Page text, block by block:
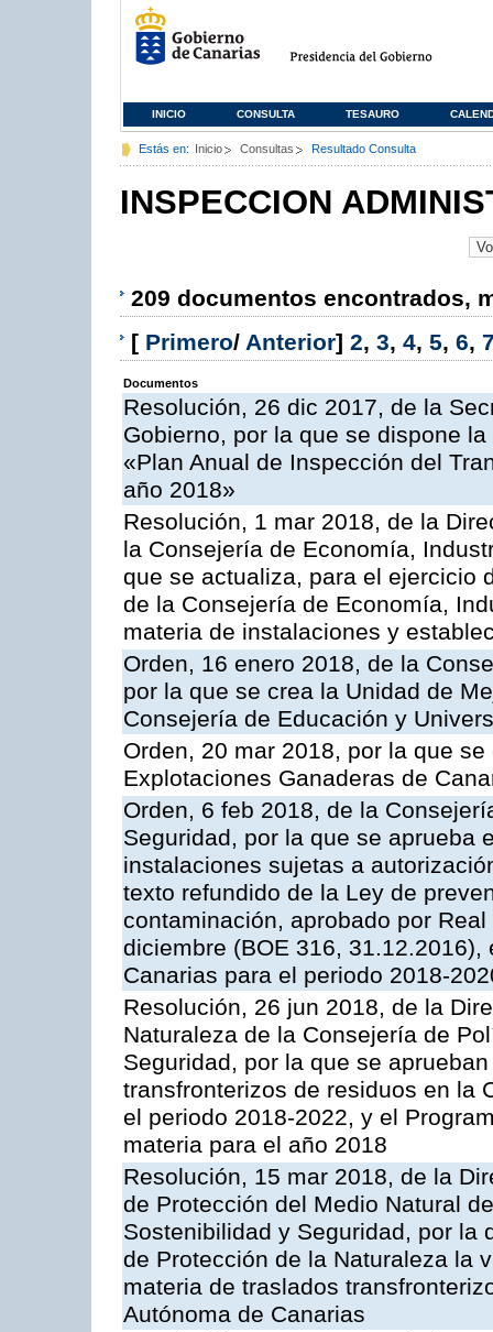
INICIO CONSULTA TESAURO
Estás en: Inicio Consultas Resultado Consulta
INSPECCION
209 documentos encontrados,
[ Primero/ Anterior] 2, 3, 4, 5, 6,
Documentos
Resolución, 26 dic 2017, de la
Gobierno, por la que se dispone
«Plan Anual de Inspección del
año 2018»
Resolución, 1 mar 2018, de la
la Consejería de Economía,
que se actualiza, para el ejercicio
de la Consejería de Economía,
materia de instalaciones y
Orden, 16 enero 2018, de la
por la que se crea la Unidad de
Consejería de Educación y
Orden, 20 mar 2018, por la que
Explotaciones Ganaderas de
Orden, 6 feb 2018, de la
Seguridad, por la que se aprueba
instalaciones sujetas a
texto refundido de la Ley de
contaminación, aprobado por
diciembre (BOE 316,
Canarias para el periodo 2018-
Resolución, 26 jun 2018, de la
Naturaleza de la Consejería de
Seguridad, por la que se
transfronterizos de residuos en la
el periodo 2018-2022, y el
materia para el año 2018
Resolución, 15 mar 2018, de la
de Protección del Medio Natural
Sostenibilidad y Seguridad, por la
de Protección de la Naturaleza la
materia de traslados
Autónoma de Canarias